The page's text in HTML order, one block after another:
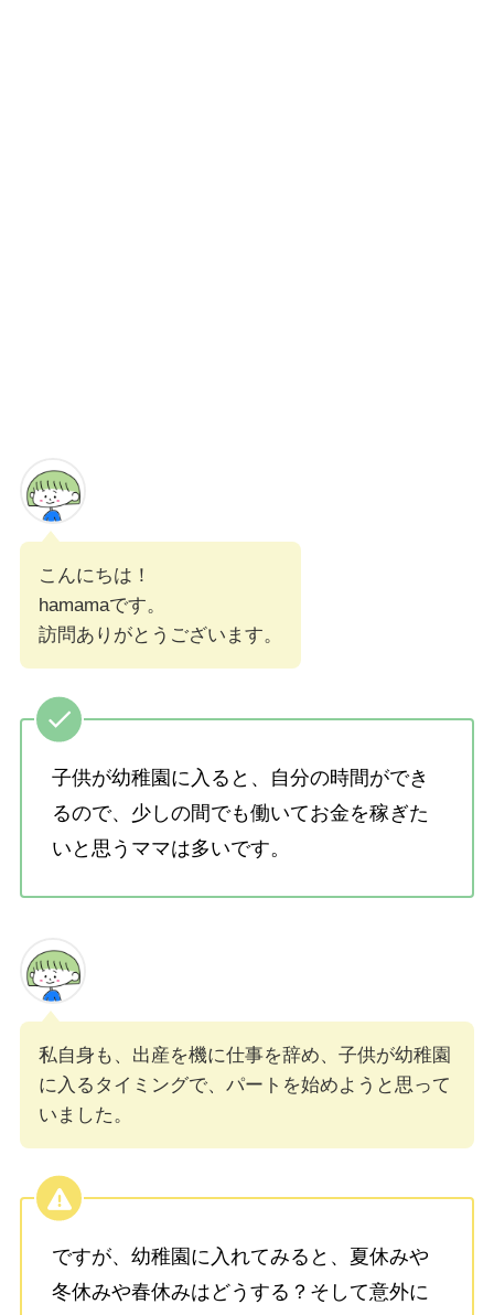
こんにちは！
hamamaです。
訪問ありがとうございます。
子供が幼稚園に入ると、自分の時間ができ
るので、少しの間でも働いてお金を稼ぎた
いと思うママは多いです。
私自身も、出産を機に仕事を辞め、子供が幼稚園
に入るタイミングで、パートを始めようと思って
いました。
ですが、幼稚園に入れてみると、夏休みや
冬休みや春休みはどうする？そして意外に